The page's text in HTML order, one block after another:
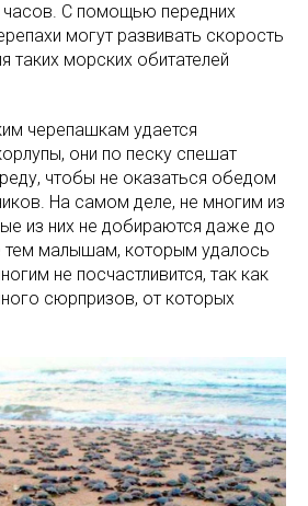
часов. С помощью передних
могут развивать скорость
таких морских обитателей
черепашкам удается
они по песку спешат
чтобы не оказаться обедом
На самом деле, не многим из
из них не добираются даже до
тем малышам, которым удалось
не посчастливится, так как
сюрпризов, от которых